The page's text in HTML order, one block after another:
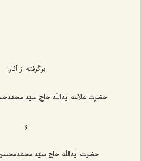
برگرفته از آثار:
حضرت علاّمه آیةاللَه حاج سیّد
و
حضرت آیةاللَه حاج سیّد